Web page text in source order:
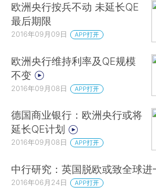
欧洲央行按兵不动 未延长QE
最后期限
2016年09月09日 APP打开
欧洲央行维持利率及QE规模
不变
2016年09月08日 APP打开
德国商业银行：欧洲央行或将
延长QE计划
2016年09月08日 APP打开
中行研究：英国脱欧或致全球进
2016年06月24日 APP打开